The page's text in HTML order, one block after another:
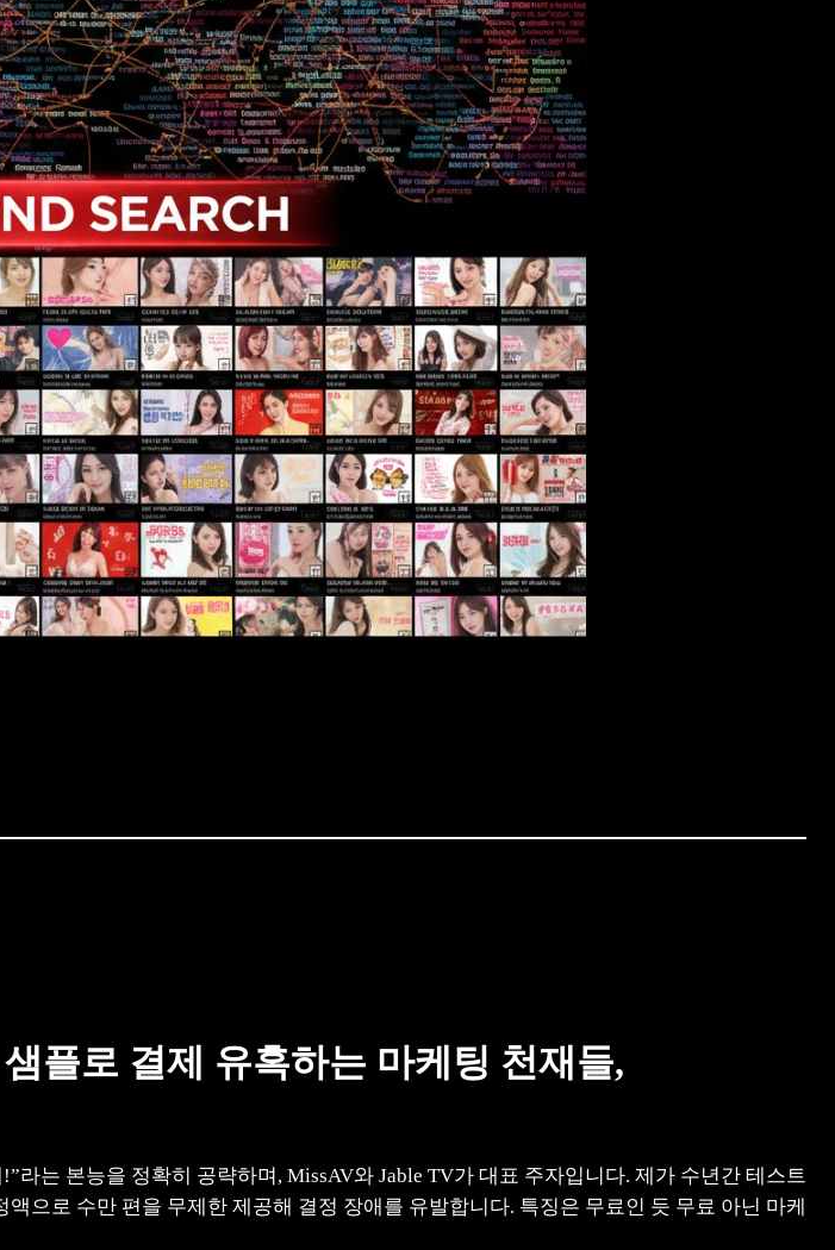
플로 결제 유혹하는 마케팅 천재들,
는 본능을 정확히 공략하며, MissAV와 Jable TV가 대표 주자입니다. 제가 수년간 테스트
으로 수만 편을 무제한 제공해 결정 장애를 유발합니다. 특징은 무료인 듯 무료 아닌 마케